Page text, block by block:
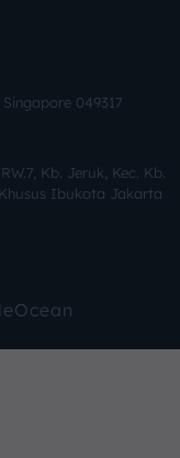
049317
Kb. Jeruk, Kec. Kb.
Ibukota Jakarta